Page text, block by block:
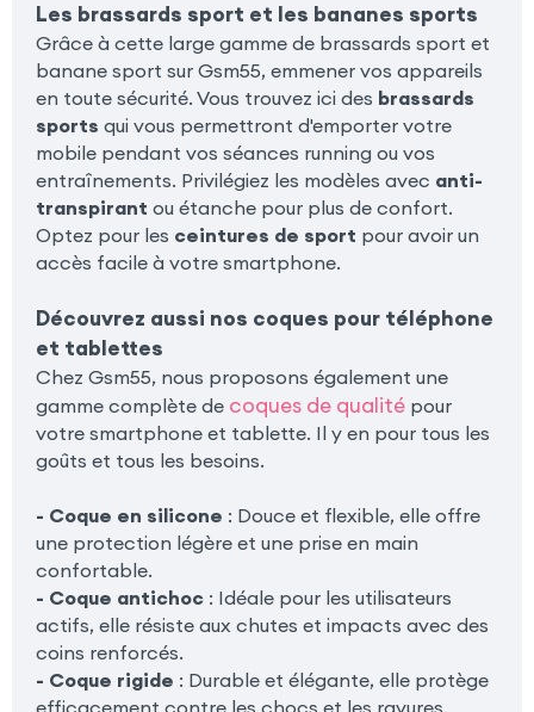
Les brassards sport et les bananes sports
Grâce à cette large gamme de brassards sport et
banane sport sur Gsm55, emmener vos appareils
en toute sécurité. Vous trouvez ici des brassards
sports qui vous permettront d'emporter votre
mobile pendant vos séances running ou vos
entraînements. Privilégiez les modèles avec anti-
transpirant ou étanche pour plus de confort.
Optez pour les ceintures de sport pour avoir un
accès facile à votre smartphone.
Découvrez aussi nos coques pour téléphone
et tablettes
Chez Gsm55, nous proposons également une
gamme complète de coques de qualitépour
votre smartphone et tablette. Il y en pour tous les
goûts et tous les besoins.
- Coque en silicone : Douce et flexible, elle offre
une protection légère et une prise en main
confortable.
- Coque antichoc: Idéale pour les utilisateurs
actifs, elle résiste aux chutes et impacts avec des
coins renforcés.
- Coque rigide : Durable et élégante, elle protège